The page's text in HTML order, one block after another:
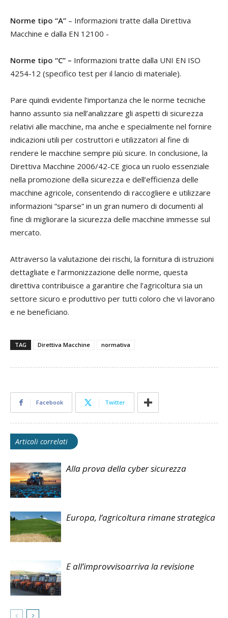
Norme tipo “A” – Informazioni tratte dalla Direttiva
Macchine e dalla EN 12100 -
Norme tipo “C” – Informazioni tratte dalla UNI EN ISO
4254-12 (specifico test per il lancio di materiale).
Pare quindi evidente l’importanza che le norme tecniche
hanno assunto sia nell’analizzare gli aspetti di sicurezza
relativi alle macchine, ma anche e specialmente nel fornire
indicazioni utili per costruttori e utilizzatori al fine di
rendere le macchine sempre più sicure. In conclusione, la
Direttiva Macchine 2006/42-CE gioca un ruolo essenziale
nella promozione della sicurezza e dell’efficienza delle
macchine agricole, consentendo di raccogliere e utilizzare
informazioni “sparse” in un gran numero di documenti al
fine di migliorare la sicurezza delle macchine immesse sul
mercato.
Attraverso la valutazione dei rischi, la fornitura di istruzioni
dettagliate e l’armonizzazione delle norme, questa
direttiva contribuisce a garantire che l’agricoltura sia un
settore sicuro e produttivo per tutti coloro che vi lavorano
e ne beneficiano.
TAG Direttiva Macchine normativa
Facebook Twitter
Articoli correlati
Alla prova della cyber sicurezza
Europa, l’agricoltura rimane strategica
E all’improvvisoarriva la revisione